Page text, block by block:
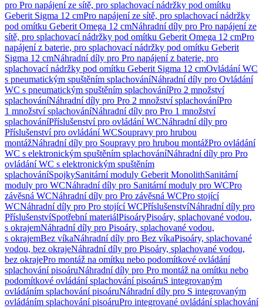
pro Pro napájení ze sítě, pro splachovací nádržky pod omítku
Geberit Sigma 12 cmPro napájení ze sítě, pro splachovací nádržky
pod omítku Geberit Omega 12 cmNáhradní díly pro Pro napájení ze
sítě, pro splachovací nádržky pod omítku Geberit Omega 12 cmPro
napájení z baterie, pro splachovací nádržky pod omítku Geberit
Sigma 12 cmNáhradní díly pro Pro napájení z baterie, pro
splachovací nádržky pod omítku Geberit Sigma 12 cmOvládání WC
s pneumatickým spuštěním splachováníNáhradní díly pro Ovládání
WC s pneumatickým spuštěním splachováníPro 2 množství
splachováníNáhradní díly pro Pro 2 množství splachováníPro
1 množství splachováníNáhradní díly pro Pro 1 množství
splachováníPříslušenství pro ovládání WCNáhradní díly pro
Příslušenství pro ovládání WCSoupravy pro hrubou
montážNáhradní díly pro Soupravy pro hrubou montážPro ovládání
WC s elektronickým spuštěním splachováníNáhradní díly pro Pro
ovládání WC s elektronickým spuštěním
splachováníSpojkySanitární moduly Geberit MonolithSanitární
moduly pro WCNáhradní díly pro Sanitární moduly pro WCPro
závěsná WCNáhradní díly pro Pro závěsná WCPro stojící
WCNáhradní díly pro Pro stojící WCPříslušenstvíNáhradní díly pro
PříslušenstvíSpotřební materiálPisoáryPisoáry, splachované vodou,
s okrajemNáhradní díly pro Pisoáry, splachované vodou,
s okrajemBez víkaNáhradní díly pro Bez víkaPisoáry, splachované
vodou, bez okrajeNáhradní díly pro Pisoáry, splachované vodou,
bez okrajePro montáž na omítku nebo podomítkové ovládání
splachování pisoáruNáhradní díly pro Pro montáž na omítku nebo
podomítkové ovládání splachování pisoáruS integrovaným
ovládáním splachování pisoáruNáhradní díly pro S integrovaným
ovládáním splachování pisoáruPro integrované ovládání splachování